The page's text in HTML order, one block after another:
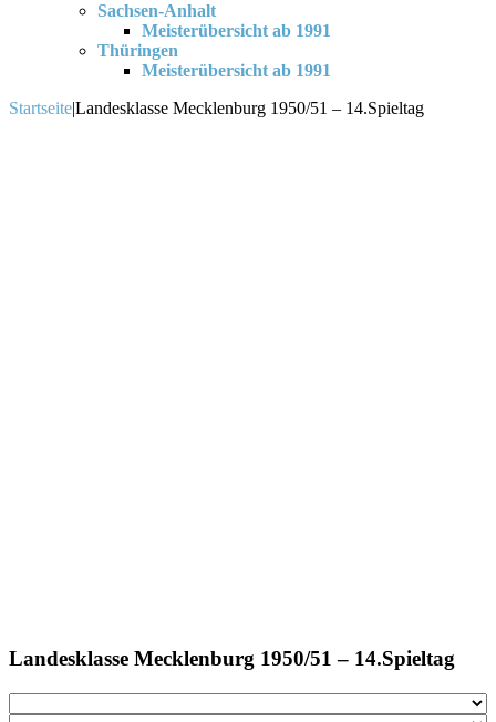
Sachsen-Anhalt
Meisterübersicht ab 1991
Thüringen
Meisterübersicht ab 1991
Startseite|Landesklasse Mecklenburg 1950/51 – 14.Spieltag
Landesklasse Mecklenburg 1950/51 – 14.Spieltag